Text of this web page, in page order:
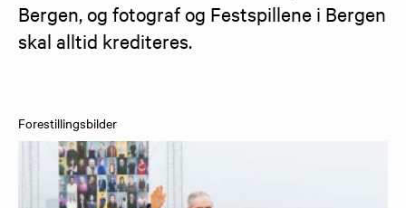
Bergen, og fotograf og Festspillene i Bergen
skal alltid krediteres.
Forestillingsbilder